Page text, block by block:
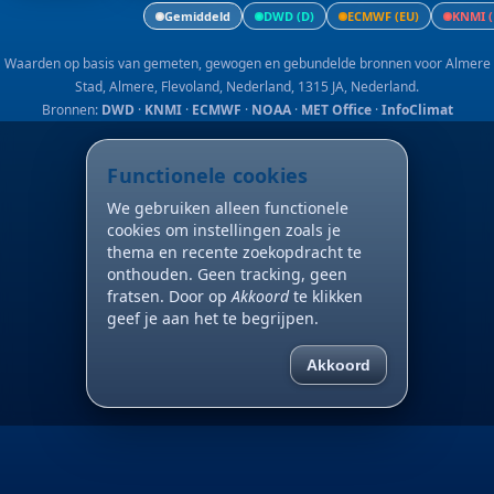
Gemiddeld DWD (D) ECMWF (EU) KNMI
Waarden op basis van gemeten, gewogen en gebundelde bronnen voor Almere
Stad, Almere, Flevoland, Nederland, 1315 JA, Nederland.
Bronnen: DWD· KNMI· ECMWF · NOAA· MET Office·InfoClimat
Functionele cookies
We gebruiken alleen functionele
cookies om instellingen zoals je
thema en recente zoekopdracht te
onthouden. Geen tracking, geen
fratsen. Door opAkkoordte klikken
geef je aan het te begrijpen.
Akkoord